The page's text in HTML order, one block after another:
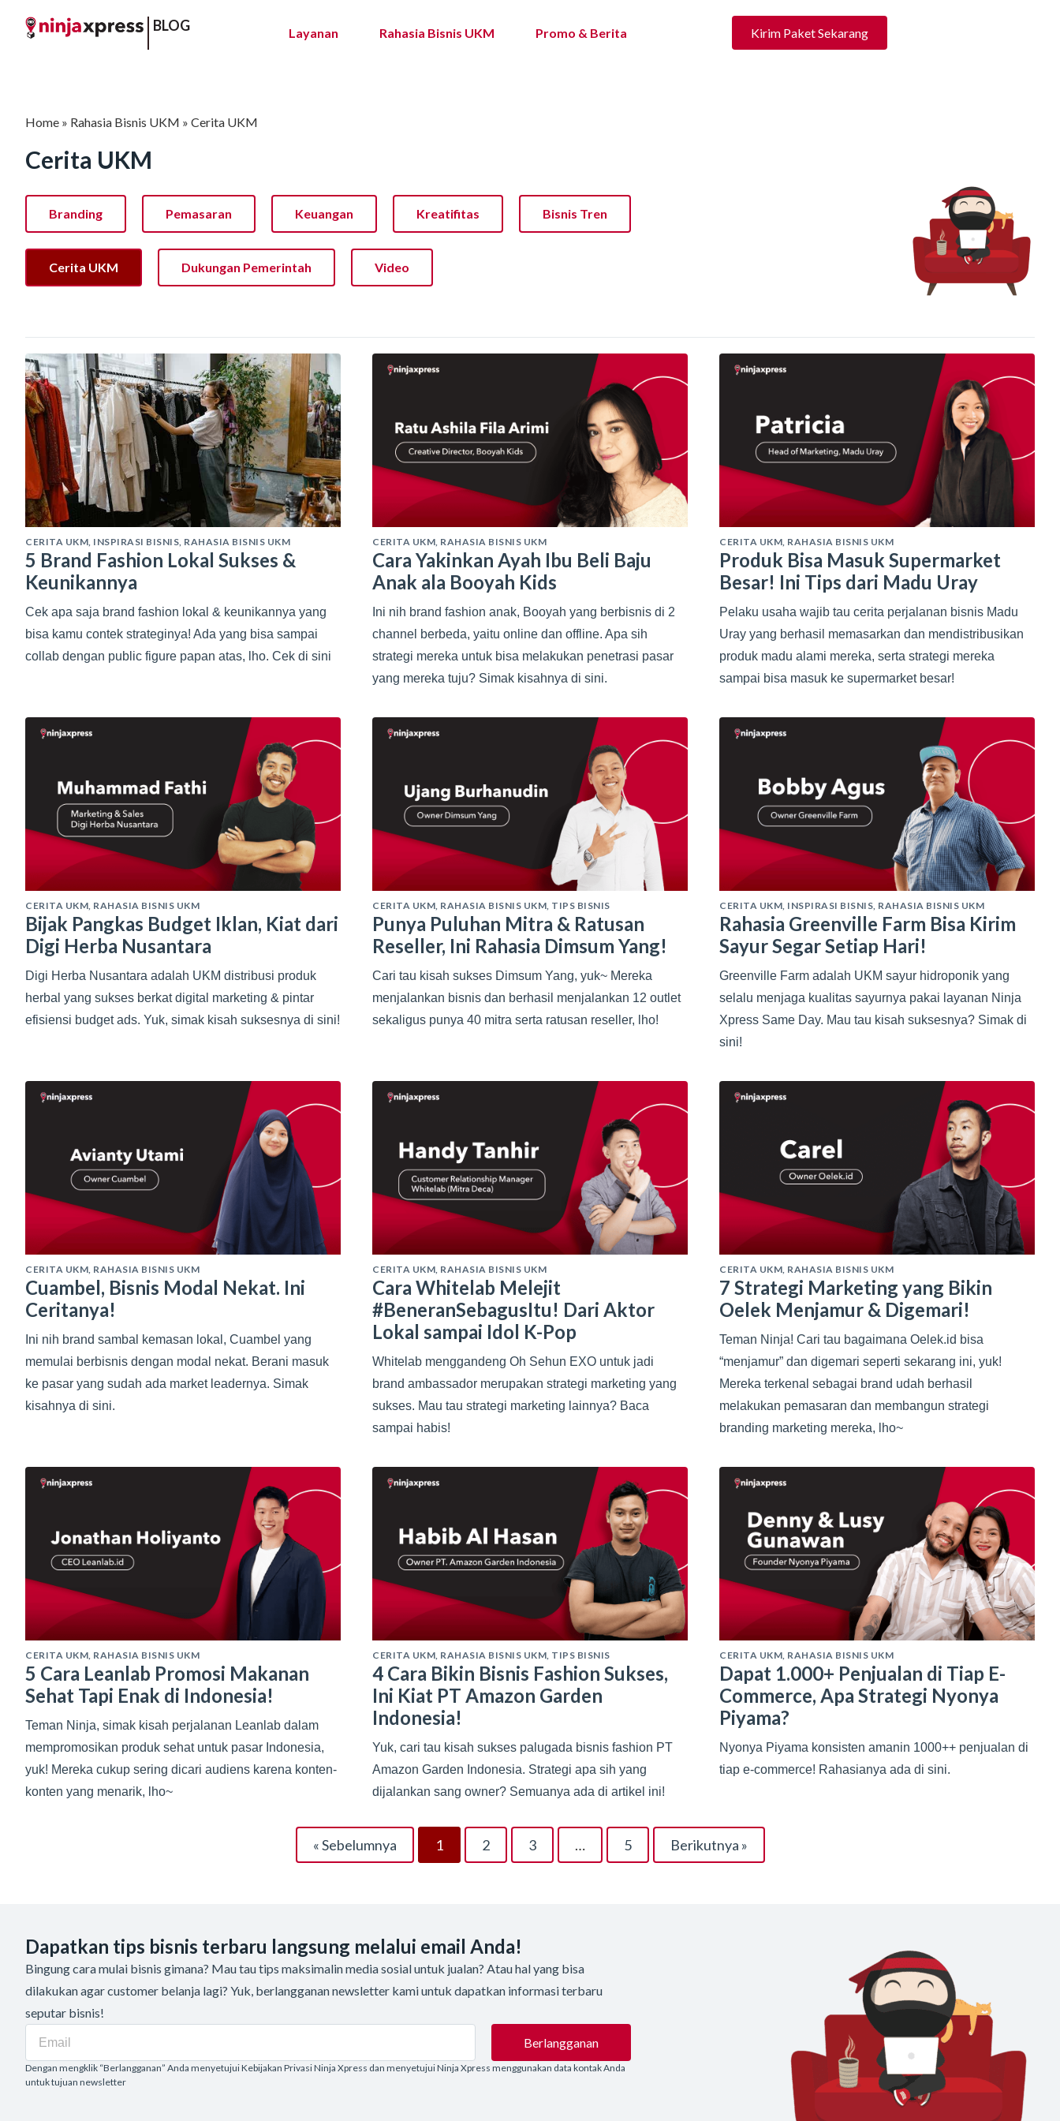
BLOG Layanan Rahasia Bisnis UKM Promo & Berita Kirim Paket Sekarang
Home » Rahasia Bisnis UKM » Cerita UKM
Cerita UKM
Branding Pemasaran Keuangan Kreatifitas Bisnis Tren
Cerita UKM Dukungan Pemerintah Video
CERITA UKM, INSPIRASI BISNIS, RAHASIA BISNIS UKM
5 Brand Fashion Lokal Sukses &
Keunikannya
Cek apa saja brand fashion lokal & keunikannya yang
bisa kamu contek strateginya! Ada yang bisa sampai
collab dengan public figure papan atas, lho. Cek di sini
CERITA UKM, RAHASIA BISNIS UKM
Cara Yakinkan Ayah Ibu Beli Baju
Anak ala Booyah Kids
Ini nih brand fashion anak, Booyah yang berbisnis di 2
channel berbeda, yaitu online dan offline. Apa sih
strategi mereka untuk bisa melakukan penetrasi pasar
yang mereka tuju? Simak kisahnya di sini.
CERITA UKM, RAHASIA BISNIS UKM
Produk Bisa Masuk Supermarket
Besar! Ini Tips dari Madu Uray
Pelaku usaha wajib tau cerita perjalanan bisnis Madu
Uray yang berhasil memasarkan dan mendistribusikan
produk madu alami mereka, serta strategi mereka
sampai bisa masuk ke supermarket besar!
CERITA UKM, RAHASIA BISNIS UKM
Bijak Pangkas Budget Iklan, Kiat dari
Digi Herba Nusantara
Digi Herba Nusantara adalah UKM distribusi produk
herbal yang sukses berkat digital marketing & pintar
efisiensi budget ads. Yuk, simak kisah suksesnya di sini!
CERITA UKM, RAHASIA BISNIS UKM, TIPS BISNIS
Punya Puluhan Mitra & Ratusan
Reseller, Ini Rahasia Dimsum Yang!
Cari tau kisah sukses Dimsum Yang, yuk~ Mereka
menjalankan bisnis dan berhasil menjalankan 12 outlet
sekaligus punya 40 mitra serta ratusan reseller, lho!
CERITA UKM, INSPIRASI BISNIS, RAHASIA BISNIS UKM
Rahasia Greenville Farm Bisa Kirim
Sayur Segar Setiap Hari!
Greenville Farm adalah UKM sayur hidroponik yang
selalu menjaga kualitas sayurnya pakai layanan Ninja
Xpress Same Day. Mau tau kisah suksesnya? Simak di
sini!
CERITA UKM, RAHASIA BISNIS UKM
Cuambel, Bisnis Modal Nekat. Ini
Ceritanya!
Ini nih brand sambal kemasan lokal, Cuambel yang
memulai berbisnis dengan modal nekat. Berani masuk
ke pasar yang sudah ada market leadernya. Simak
kisahnya di sini.
CERITA UKM, RAHASIA BISNIS UKM
Cara Whitelab Melejit
#BeneranSebagusItu! Dari Aktor
Lokal sampai Idol K-Pop
Whitelab menggandeng Oh Sehun EXO untuk jadi
brand ambassador merupakan strategi marketing yang
sukses. Mau tau strategi marketing lainnya? Baca
sampai habis!
CERITA UKM, RAHASIA BISNIS UKM
7 Strategi Marketing yang Bikin
Oelek Menjamur & Digemari!
Teman Ninja! Cari tau bagaimana Oelek.id bisa
“menjamur” dan digemari seperti sekarang ini, yuk!
Mereka terkenal sebagai brand udah berhasil
melakukan pemasaran dan membangun strategi
branding marketing mereka, lho~
CERITA UKM, RAHASIA BISNIS UKM
5 Cara Leanlab Promosi Makanan
Sehat Tapi Enak di Indonesia!
Teman Ninja, simak kisah perjalanan Leanlab dalam
mempromosikan produk sehat untuk pasar Indonesia,
yuk! Mereka cukup sering dicari audiens karena konten-
konten yang menarik, lho~
CERITA UKM, RAHASIA BISNIS UKM, TIPS BISNIS
4 Cara Bikin Bisnis Fashion Sukses,
Ini Kiat PT Amazon Garden
Indonesia!
Yuk, cari tau kisah sukses palugada bisnis fashion PT
Amazon Garden Indonesia. Strategi apa sih yang
dijalankan sang owner? Semuanya ada di artikel ini!
CERITA UKM, RAHASIA BISNIS UKM
Dapat 1.000+ Penjualan di Tiap E-
Commerce, Apa Strategi Nyonya
Piyama?
Nyonya Piyama konsisten amanin 1000++ penjualan di
tiap e-commerce! Rahasianya ada di sini.
« Sebelumnya 1 2 3 … 5 Berikutnya »
Dapatkan tips bisnis terbaru langsung melalui email Anda!
Bingung cara mulai bisnis gimana? Mau tau tips maksimalin media sosial untuk jualan? Atau hal yang bisa
dilakukan agar customer belanja lagi? Yuk, berlangganan newsletter kami untuk dapatkan informasi terbaru
seputar bisnis!
Berlangganan
Dengan mengklik “Berlangganan” Anda menyetujui Kebijakan Privasi Ninja Xpress dan menyetujui Ninja Xpress menggunakan data kontak Anda
untuk tujuan newsletter